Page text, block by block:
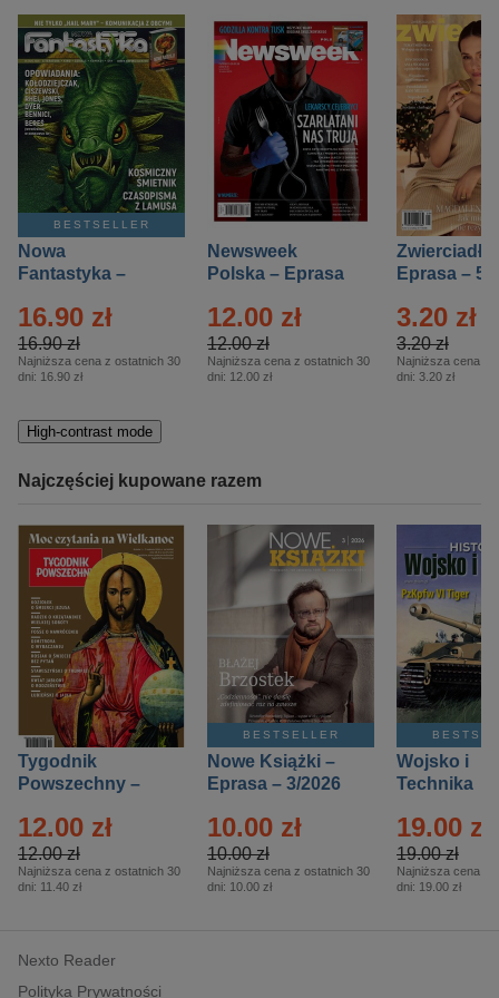
BESTSELLER
Nowa
Fantastyka –
16.90 zł
16.90 zł
Najniższa cena z ostatnich 30
dni: 16.90 zł
Newsweek
Polska – Eprasa
12.00 zł
12.00 zł
Najniższa cena z ostatnich 30
dni: 12.00 zł
Zwierciadło
Eprasa – 5/
3.20 zł
3.20 zł
Najniższa cena z
dni: 3.20 zł
High-contrast mode
Najczęściej kupowane razem
Tygodnik
Powszechny –
12.00 zł
12.00 zł
Najniższa cena z ostatnich 30
dni: 11.40 zł
BESTSELLER
Nowe Książki –
Eprasa – 3/2026
10.00 zł
10.00 zł
Najniższa cena z ostatnich 30
dni: 10.00 zł
Wojsko i
Technika
– 2/2026
19.00 zł
19.00 zł
Najniższa cena z
dni: 19.00 zł
Nexto Reader
Polityka Prywatności